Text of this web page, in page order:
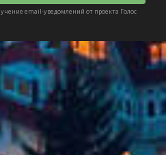
email-уведомлений от проекта Голос